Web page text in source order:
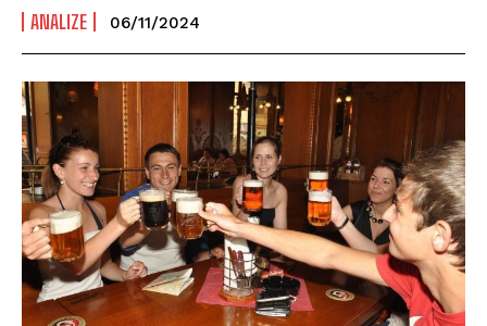
ANALIZE 06/11/2024